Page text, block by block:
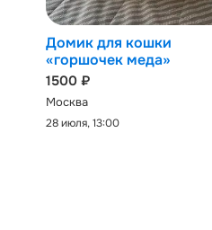
Домик для кошки
«горшочек меда»
1500 ₽
Москва
28 июля, 13:00